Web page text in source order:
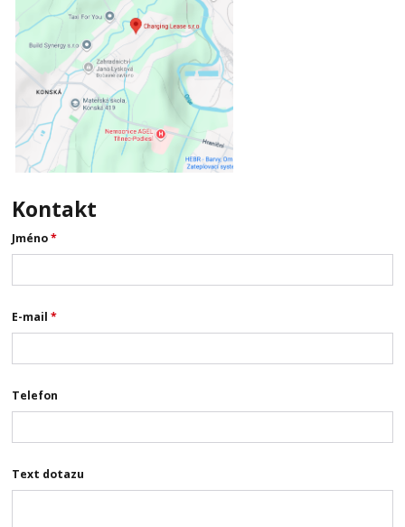
Kontakt
Jméno*
E-mail*
Telefon
Text dotazu